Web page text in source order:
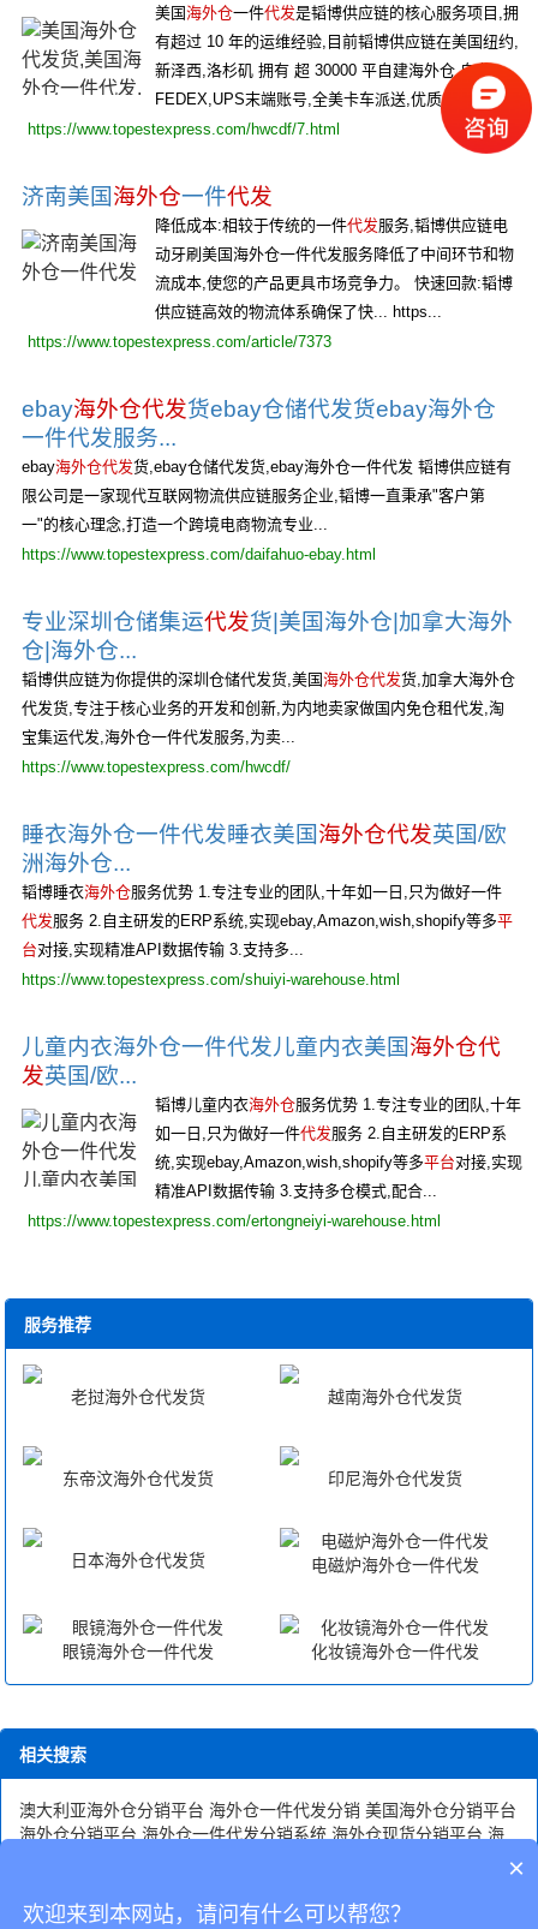
美国海外仓一件代发是韬博供应链的核心服务项目,拥
有超过 10 年的运维经验,目前韬博供应链在美国纽约,
新泽西,洛杉矶 拥有 超 30000 平自建海外仓,自有
FEDEX,UPS末端账号,全美卡车派送,优质...
https://www.topestexpress.com/hwcdf/7.html
济南美国海外仓一件代发
降低成本:相较于传统的一件代发服务,韬博供应链电
动牙刷美国海外仓一件代发服务降低了中间环节和物
流成本,使您的产品更具市场竞争力。 快速回款:韬博
供应链高效的物流体系确保了快... https...
https://www.topestexpress.com/article/7373
ebay海外仓代发货ebay仓储代发货ebay海外仓
一件代发服务...
ebay海外仓代发货,ebay仓储代发货,ebay海外仓一件代发 韬博供应链有
限公司是一家现代互联网物流供应链服务企业,韬博一直秉承"客户第
一"的核心理念,打造一个跨境电商物流专业...
https://www.topestexpress.com/daifahuo-ebay.html
专业深圳仓储集运代发货|美国海外仓|加拿大海外
仓|海外仓...
韬博供应链为你提供的深圳仓储代发货,美国海外仓代发货,加拿大海外仓
代发货,专注于核心业务的开发和创新,为内地卖家做国内免仓租代发,淘
宝集运代发,海外仓一件代发服务,为卖...
https://www.topestexpress.com/hwcdf/
睡衣海外仓一件代发睡衣美国海外仓代发英国/欧
洲海外仓...
韬博睡衣海外仓服务优势 1.专注专业的团队,十年如一日,只为做好一件
代发服务 2.自主研发的ERP系统,实现ebay,Amazon,wish,shopify等多平
台对接,实现精准API数据传输 3.支持多...
https://www.topestexpress.com/shuiyi-warehouse.html
儿童内衣海外仓一件代发儿童内衣美国海外仓代
发英国/欧...
韬博儿童内衣海外仓服务优势 1.专注专业的团队,十年
如一日,只为做好一件代发服务 2.自主研发的ERP系
统,实现ebay,Amazon,wish,shopify等多平台对接,实现
精准API数据传输 3.支持多仓模式,配合...
https://www.topestexpress.com/ertongneiyi-warehouse.html
服务推荐
老挝海外仓代发货 越南海外仓代发货
东帝汶海外仓代发货 印尼海外仓代发货
日本海外仓代发货 电磁炉海外仓一件代发
眼镜海外仓一件代发 化妆镜海外仓一件代发
相关搜索
澳大利亚海外仓分销平台 海外仓一件代发分销 美国海外仓分销平台
海外仓分销平台 海外仓一件代发分销系统 海外仓现货分销平台 海
海外仓分销
仓分销平台
×
欢迎来到本网站，请问有什么可以帮您？